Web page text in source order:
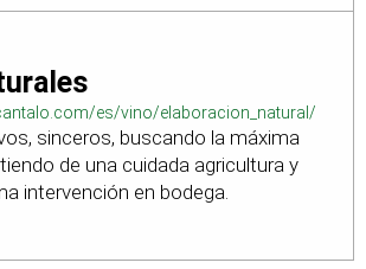
es/vino/elaboracion_natural/
sinceros, buscando la máxima
de una cuidada agricultura y
intervención en bodega.